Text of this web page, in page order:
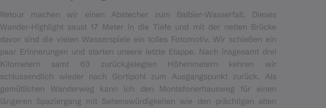
Retour machen wir einen Abstecher zum Balbier-Wasserfall. Dieses
Wander-Highlight saust 17 Meter in die Tiefe und mit der netten Brücke
davor sind die vielen Wasserspiele ein tolles Fotomotiv. Wir schießen ein
paar Erinnerungen und starten unsere letzte Etappe. Nach insgesamt drei
Kilometern samt 63 zurückgelegten Höhenmetern kehren wir
schlussendlich wieder nach Gortipohl zum Ausgangspunkt zurück. Als
gemütlichen Wanderweg kann ich den Montafonerhausweg für einen
längeren Spaziergang mit Sehenswürdigkeiten wie den prächtigen alten